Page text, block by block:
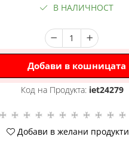
В НАЛИЧНОСТ
Добави в кошницата
Код на Продукта: iet24279
Добави в желани продукти